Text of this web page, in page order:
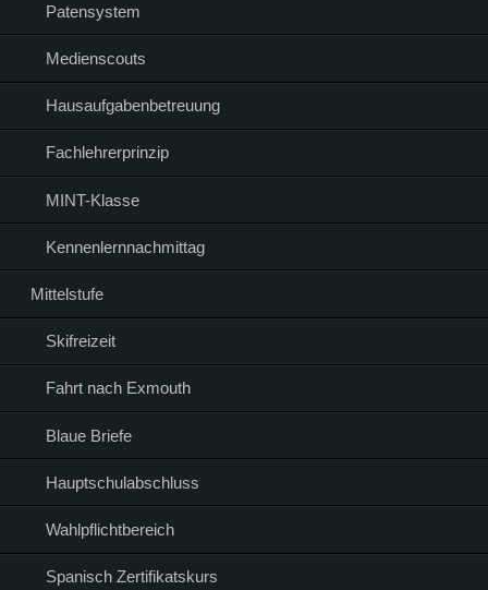
Patensystem
Medienscouts
Hausaufgabenbetreuung
Fachlehrerprinzip
MINT-Klasse
Kennenlernnachmittag
Mittelstufe
Skifreizeit
Fahrt nach Exmouth
Blaue Briefe
Hauptschulabschluss
Wahlpflichtbereich
Spanisch Zertifikatskurs